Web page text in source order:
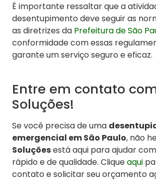
É importante ressaltar que a
desentupimento deve seguir as
as diretrizes da Prefeitura de São
conformidade com essas
garante um serviço seguro e eficaz.
Entre em contato
Soluções!
Se você precisa de uma
emergencial em São Paulo, não
Soluçõesestá aqui para ajudar
rápido e de qualidade. Cliqueaqui
contato e solicitar seu orçamento